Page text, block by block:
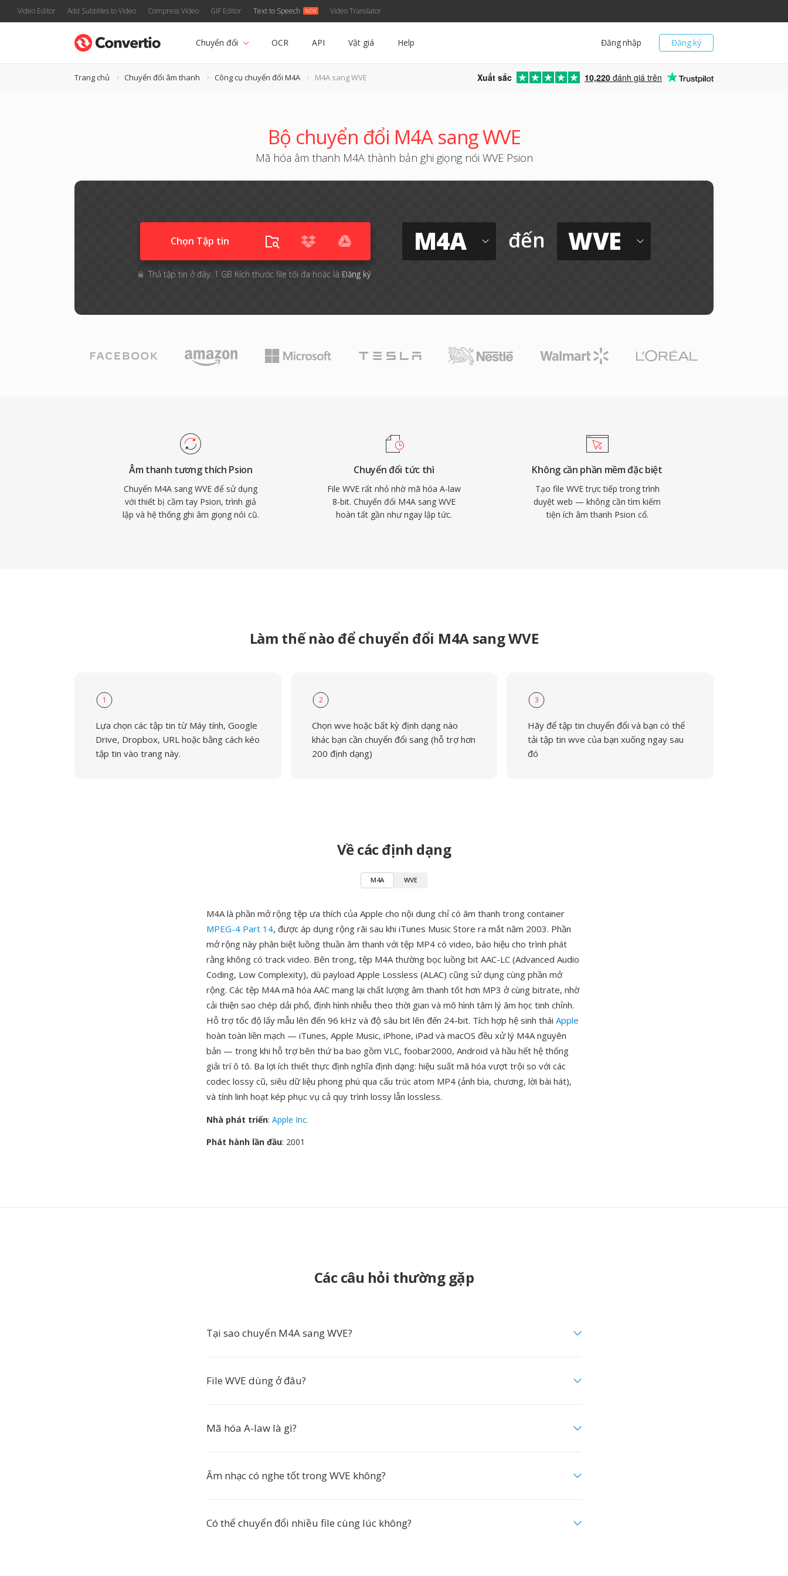
Video Editor Add Subtitles to Video Compress Video GIF Editor Text to Speech Video Translator
Đăng ký
Đăng nhập
Chuyển đổi OCR API Vật giá Help
Trang chủ Chuyển đổi âm thanh Công cụ chuyển đổi M4A M4A sang WVE Xuất sắc 10,220 đánh giá trên
Bộ chuyển đổi M4A sang WVE
Mã hóa âm thanh M4A thành bản ghi giọng nói WVE Psion
Chọn Tập tin
Thả tập tin ở đây. 1 GB Kích thước file tối đa hoặc là Đăng ký
M4A đến WVE
Âm thanh tương thích Psion
Chuyển M4A sang WVE để sử dụng
với thiết bị cầm tay Psion, trình giả
lập và hệ thống ghi âm giọng nói cũ.
Chuyển đổi tức thì
File WVE rất nhỏ nhờ mã hóa A-law
8-bit. Chuyển đổi M4A sang WVE
hoàn tất gần như ngay lập tức.
Không cần phần mềm đặc biệt
Tạo file WVE trực tiếp trong trình
duyệt web — không cần tìm kiếm
tiện ích âm thanh Psion cổ.
Làm thế nào để chuyển đổi M4A sang WVE
1
Lựa chọn các tập tin từ Máy tính, Google
Drive, Dropbox, URL hoặc bằng cách kéo
tập tin vào trang này.
2
Chọn wve hoặc bất kỳ định dạng nào
khác bạn cần chuyển đổi sang (hỗ trợ hơn
200 định dạng)
3
Hãy để tập tin chuyển đổi và bạn có thể
tải tập tin wve của bạn xuống ngay sau
đó
Về các định dạng
M4A WVE
M4A là phần mở rộng tệp ưa thích của Apple cho nội dung chỉ có âm thanh trong container
MPEG-4 Part 14, được áp dụng rộng rãi sau khi iTunes Music Store ra mắt năm 2003. Phần
mở rộng này phân biệt luồng thuần âm thanh với tệp MP4 có video, báo hiệu cho trình phát
rằng không có track video. Bên trong, tệp M4A thường bọc luồng bit AAC-LC (Advanced Audio
Coding, Low Complexity), dù payload Apple Lossless (ALAC) cũng sử dụng cùng phần mở
rộng. Các tệp M4A mã hóa AAC mang lại chất lượng âm thanh tốt hơn MP3 ở cùng bitrate, nhờ
cải thiện sao chép dải phổ, định hình nhiễu theo thời gian và mô hình tâm lý âm học tinh chỉnh.
Hỗ trợ tốc độ lấy mẫu lên đến 96 kHz và độ sâu bit lên đến 24-bit. Tích hợp hệ sinh thái Apple
hoàn toàn liền mạch — iTunes, Apple Music, iPhone, iPad và macOS đều xử lý M4A nguyên
bản — trong khi hỗ trợ bên thứ ba bao gồm VLC, foobar2000, Android và hầu hết hệ thống
giải trí ô tô. Ba lợi ích thiết thực định nghĩa định dạng: hiệu suất mã hóa vượt trội so với các
codec lossy cũ, siêu dữ liệu phong phú qua cấu trúc atom MP4 (ảnh bìa, chương, lời bài hát),
và tính linh hoạt kép phục vụ cả quy trình lossy lẫn lossless.
Nhà phát triển: Apple Inc.
Phát hành lần đầu: 2001
Các câu hỏi thường gặp
Tại sao chuyển M4A sang WVE?
File WVE dùng ở đâu?
Mã hóa A-law là gì?
Âm nhạc có nghe tốt trong WVE không?
Có thể chuyển đổi nhiều file cùng lúc không?